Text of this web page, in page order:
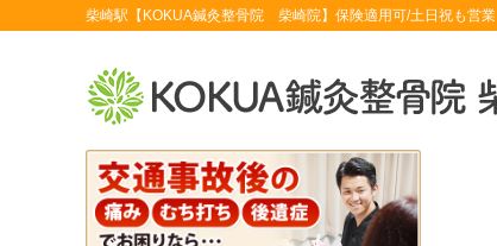
柴崎駅【KOKUA鍼灸整骨院 柴崎院】保険適用可/土日祝も営業